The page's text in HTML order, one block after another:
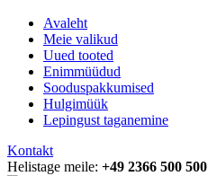
Avaleht
Meie valikud
Uued tooted
Enimmüüdud
Sooduspakkumised
Hulgimüük
Lepingust taganemine
Kontakt
Helistage meile: +49 2366 500 500